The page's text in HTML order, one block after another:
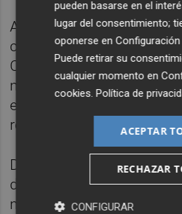
Asimismo, se han
cobertura de la red
CCE y en zonas
municipio de l'Eliana con
evaluar su
reales.
Durante los ejercicios se
diferentes dispositivos
mejorar la operativa en
pueden basarse en el
lugar del consentimiento;
oponerse en
Puede retirar su
cualquier momento en
cookies.Política de
ACEPTAR
RECHAZAR
CONFIGURAR